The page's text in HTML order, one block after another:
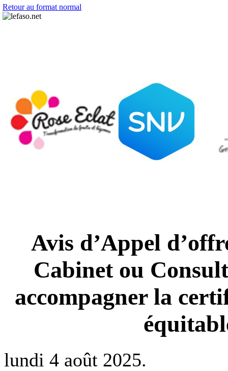
Retour au format normal
Avis d’Appel
Cabinet ou
accompagner la
lundi 4 août 2025.